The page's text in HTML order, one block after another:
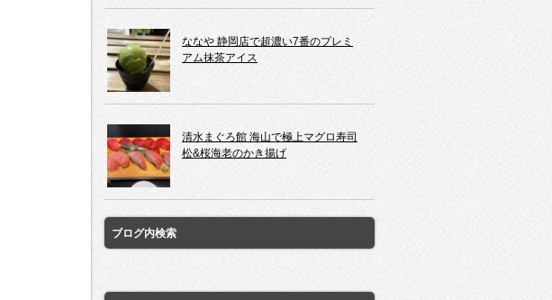
ななや 静岡店で超濃い7番のプレミ
アム抹茶アイス
清水まぐろ館 海山で極上マグロ寿司
松&桜海老のかき揚げ
ブログ内検索